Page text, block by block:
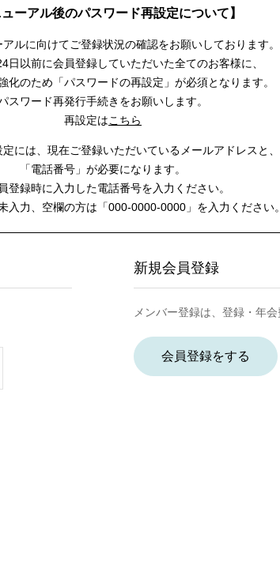
ューアル後のパスワード再設定について】
ルに向けてご登録状況の確認をお願いしております。
日以前に会員登録していただいた全てのお客様に、
化のため「パスワードの再設定」が必須となります。
スワード再発行手続きをお願いします。
再設定はこちら
には、 現在ご登録いただいているメールアドレスと、
「電話番号」が必要になります。
登録時に入力した電話番号を入力ください。
入力、空欄の方は 「000-0000-0000」を入力ください。
新規会員登録
メンバー登録は、登録・年会
会員登録をする